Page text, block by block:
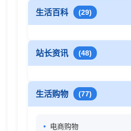
生活百科 (29)
站长资讯 (48)
生活购物 (77)
电商购物